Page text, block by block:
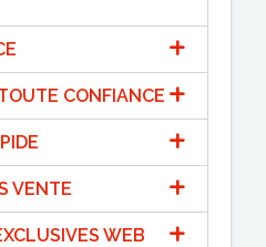
CONFIANCE
VENTE
WEB